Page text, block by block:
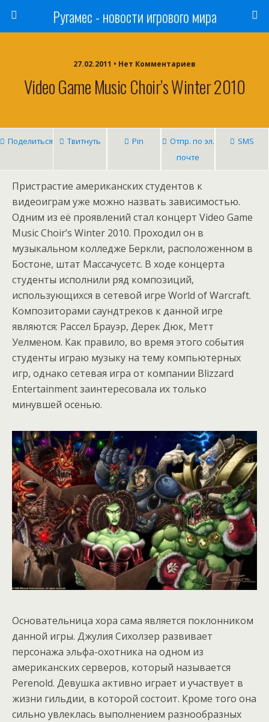
Ругамес - новости игрового мира
27.02.2011 • Нет Комментариев
Video Game Music Choir’s Winter 2010
Поделиться Твитнуть Pin
Отпр. по эл.
почте
SMS
Пристрастие американских студентов к
видеоиграм уже можно назвать зависимостью.
Одним из её проявлений стал концерт Video Game
Music Choir’s Winter 2010. Проходил он в
музыкальном колледже Беркли, расположенном в
Бостоне, штат Массачусетс. В ходе концерта
студенты исполнили ряд композиций,
использующихся в сетевой игре World of Warcraft.
Композиторами саундтреков к данной игре
являются: Рассел Брауэр, Дерек Дюк, Метт
Уелменом. Как правило, во время этого события
студенты играю музыку на тему компьютерных
игр, однако сетевая игра от компании Blizzard
Entertainment заинтересовала их только
минувшей осенью.
Основательница хора сама является поклонником
данной игры. Джулия Сихолзер развивает
персонажа эльфа-охотника на одном из
американских серверов, который называется
Perenold. Девушка активно играет и участвует в
жизни гильдии, в которой состоит. Кроме того она
сильно увлеклась выполнением разнообразных